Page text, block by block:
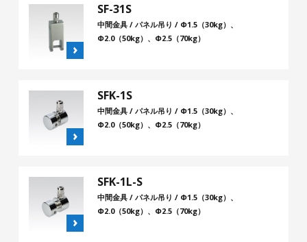
SF-31S
中間金具 / パネル吊り / Φ1.5（30kg）、
Φ2.0（50kg）、Φ2.5（70kg）
SFK-1S
中間金具 / パネル吊り / Φ1.5（30kg）、
Φ2.0（50kg）、Φ2.5（70kg）
SFK-1L-S
中間金具 / パネル吊り / Φ1.5（30kg）、
Φ2.0（50kg）、Φ2.5（70kg）